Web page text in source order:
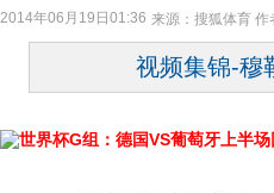
2014年06月19日01:36 来源： 搜狐体育 作
视频集锦-穆
世界杯G组：德国VS葡萄牙上半场